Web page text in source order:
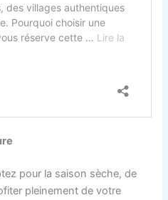
pour la saison sèche, de
pleinement de votre